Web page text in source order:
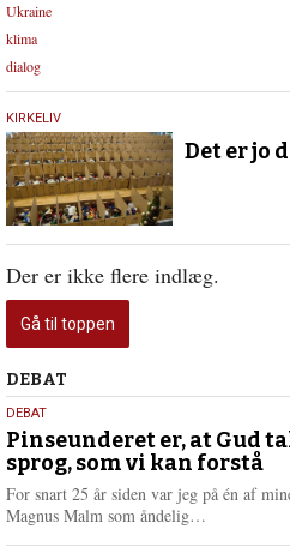
Ukraine
klima
dialog
22.
juli
2021
KIRKELIV
Det er jo
Der er ikke flere indlæg.
Gå til toppen
Debat
DEBAT
5.
august
2026
DEBAT
Pinseunderet er, at Gud
sprog, som vi kan forstå
For snart 25 år siden var jeg på én af
Magnus Malm som åndelig…